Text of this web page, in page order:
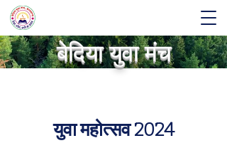
बेदिया युवा मंच
युवा महोत्सव 2024